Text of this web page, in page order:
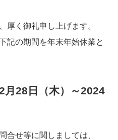
厚く御礼申し上げます。
記の期間を年末年始休業と
月28日（木）～2024
合せ等に関しましては、